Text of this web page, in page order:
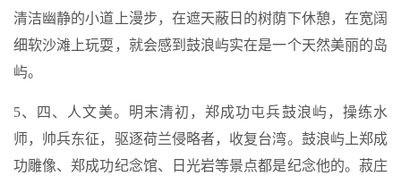
清洁幽静的小道上漫步，在遮天蔽日的树荫下休憩，在宽阔
细软沙滩上玩耍，就会感到鼓浪屿实在是一个天然美丽的岛
屿。
5、四、人文美。明末清初，郑成功屯兵鼓浪屿，操练水
师，帅兵东征，驱逐荷兰侵略者，收复台湾。鼓浪屿上郑成
功雕像、郑成功纪念馆、日光岩等景点都是纪念他的。菽庄